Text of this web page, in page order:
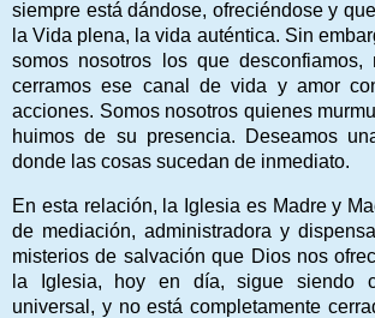
siempre está dándose, ofreciéndose y
la Vida plena, la vida auténtica. Sin
somos nosotros los que desconfiamos,
cerramos ese canal de vida y amor
acciones. Somos nosotros quienes
huimos de su presencia. Deseamos
donde las cosas sucedan de inmediato.
En esta relación, la Iglesia es Madre y
de mediación, administradora y
misterios de salvación que Dios nos
la Iglesia, hoy en día, sigue siendo
universal, y no está completamente